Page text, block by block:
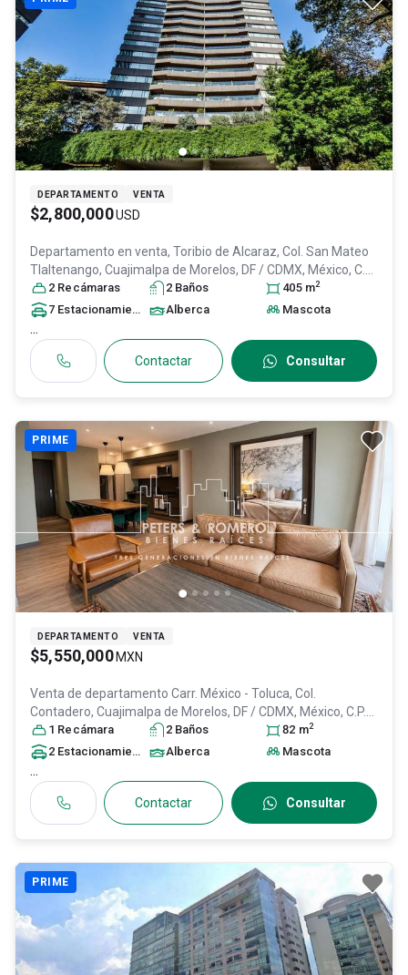
DEPARTAMENTO VENTA
$2,800,000USD
Departamento en venta, Toribio de Alcaraz, Col. San Mateo
Tlaltenango, Cuajimalpa de Morelos, DF / CDMX, México, C.P.
05600, ID:31508800
2 Recámaras 2 Baños 405 m2
7 Estacionamiento s Alberca Mascota
...
Contactar Consultar
PRIME
DEPARTAMENTO VENTA
$5,550,000 MXN
Venta de departamento Carr. México - Toluca, Col.
Contadero, Cuajimalpa de Morelos, DF / CDMX, México, C.P.
05500, ID:31116386
1 Recámara 2 Baños 82 m2
2 Estacionamiento s Alberca Mascota
...
Contactar Consultar
PRIME